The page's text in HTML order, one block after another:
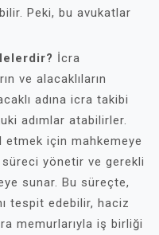
Peki, bu avukatlar
İcra
ve alacaklıların
adına icra takibi
adımlar atabilirler.
etmek için mahkemeye
yönetir ve gerekli
sunar. Bu süreçte,
tespit edebilir, haciz
memurlarıyla iş birliği